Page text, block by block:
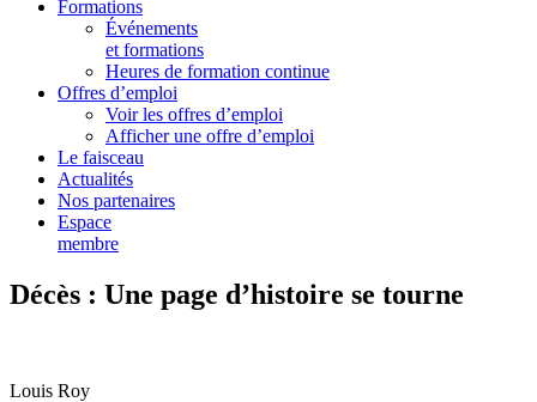
Formations
Événements
et formations
Heures de formation continue
Offres d’emploi
Voir les offres d’emploi
Afficher une offre d’emploi
Le faisceau
Actualités
Nos partenaires
Espace
membre
Décès : Une page d’histoire se tourne
Louis Roy